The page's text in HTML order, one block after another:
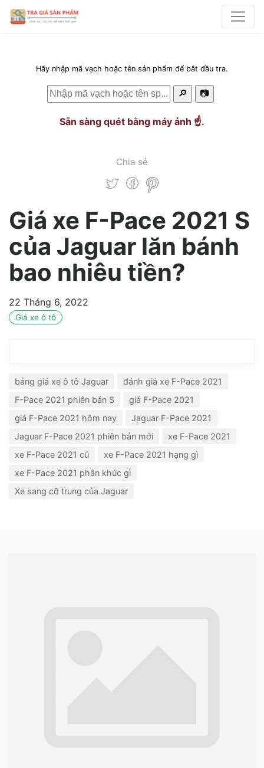
Hãy nhập mã vạch hoặc tên sản phẩm để bắt đầu tra.
🔎 📷
Sẵn sàng quét bằng máy ảnh ☝️.
Chia sẻ
Giá xe F-Pace 2021 S
của Jaguar lăn bánh
bao nhiêu tiền?
22 Tháng 6, 2022
Giá xe ô tô
bảng giá xe ô tô Jaguar
đánh giá xe F-Pace 2021
F-Pace 2021 phiên bản S
giá F-Pace 2021
giá F-Pace 2021 hôm nay
Jaguar F-Pace 2021
Jaguar F-Pace 2021 phiên bản mới
xe F-Pace 2021
xe F-Pace 2021 cũ
xe F-Pace 2021 hạng gì
xe F-Pace 2021 phân khúc gì
Xe sang cỡ trung của Jaguar